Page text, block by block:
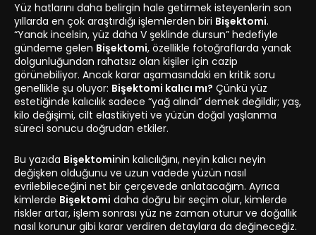
Yüz hatlarını daha belirgin hale getirmek isteyenlerin son
yıllarda en çok araştırdığı işlemlerden biri Bişektomi.
“Yanak incelsin, yüz daha V şeklinde dursun” hedefiyle
gündeme gelen Bişektomi, özellikle fotoğraflarda yanak
dolgunluğundan rahatsız olan kişiler için cazip
görünebiliyor. Ancak karar aşamasındaki en kritik soru
genellikle şu oluyor: Bişektomi kalıcı mı? Çünkü yüz
estetiğinde kalıcılık sadece “yağ alındı” demek değildir; yaş,
kilo değişimi, cilt elastikiyeti ve yüzün doğal yaşlanma
süreci sonucu doğrudan etkiler.
Bu yazıda Bişektominin kalıcılığını, neyin kalıcı neyin
değişken olduğunu ve uzun vadede yüzün nasıl
evrilebileceğini net bir çerçevede anlatacağım. Ayrıca
kimlerde Bişektomi daha doğru bir seçim olur, kimlerde
riskler artar, işlem sonrası yüz ne zaman oturur ve doğallık
nasıl korunur gibi karar verdiren detaylara da değineceğiz.